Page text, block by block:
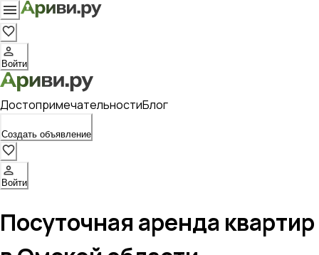
Войти
ДостопримечательностиБлог
Создать объявление
Войти
Посуточная аренда квартир